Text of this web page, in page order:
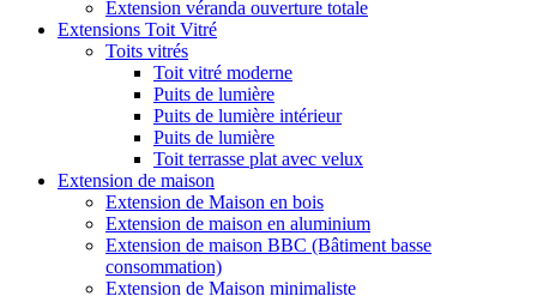
Extension véranda ouverture totale
Extensions Toit Vitré
Toits vitrés
Toit vitré moderne
Puits de lumière
Puits de lumière intérieur
Puits de lumière
Toit terrasse plat avec velux
Extension de maison
Extension de Maison en bois
Extension de maison en aluminium
Extension de maison BBC (Bâtiment basse
consommation)
Extension de Maison minimaliste